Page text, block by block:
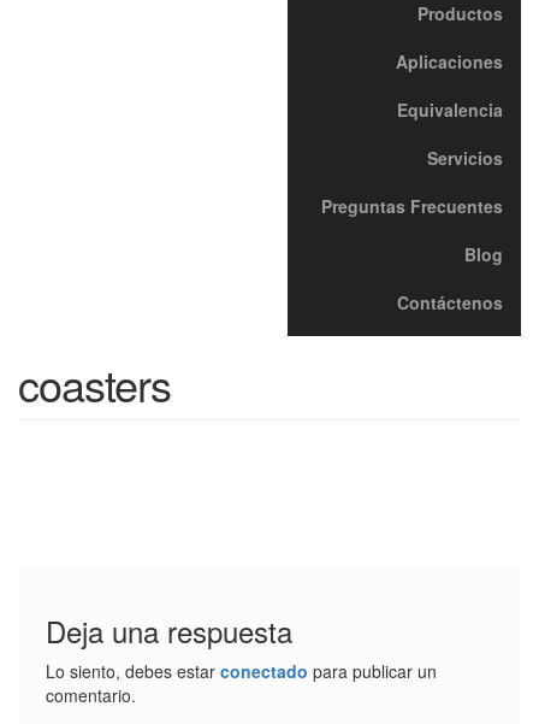
Productos
Aplicaciones
Equivalencia
Servicios
Preguntas Frecuentes
Blog
Contáctenos
coasters
Deja una respuesta
Lo siento, debes estar conectado para publicar un
comentario.